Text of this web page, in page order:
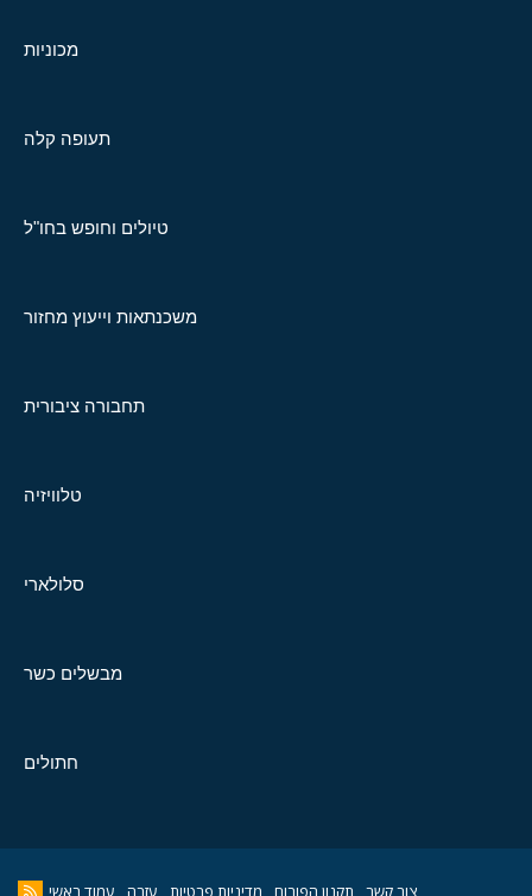
מכוניות
תעופה קלה
טיולים וחופש בחו"ל
משכנתאות וייעוץ מחזור
תחבורה ציבורית
טלוויזיה
סלולארי
מבשלים כשר
חתולים
צור קשר תקנון הפורום מדיניות פרטיות עזרה עמוד ראשי